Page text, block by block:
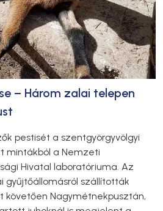
– Három zalai telepen
pestisét a szentgyörgyvölgyi
mintákból a Nemzeti
Hivatal laboratóriuma. Az
gyűjtőállomásról szállították
követően Nagymétnekpusztán,